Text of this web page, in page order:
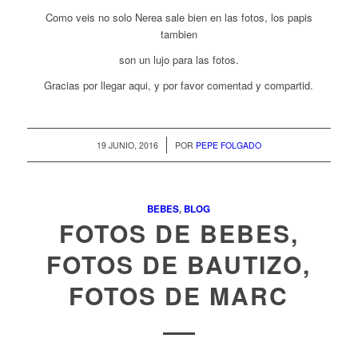
Como veis no solo Nerea sale bien en las fotos, los papis
tambien
son un lujo para las fotos.
Gracias por llegar aqui, y por favor comentad y compartid.
19 JUNIO, 2016
/ POR PEPE FOLGADO
BEBES, BLOG
FOTOS DE BEBES,
FOTOS DE BAUTIZO,
FOTOS DE MARC